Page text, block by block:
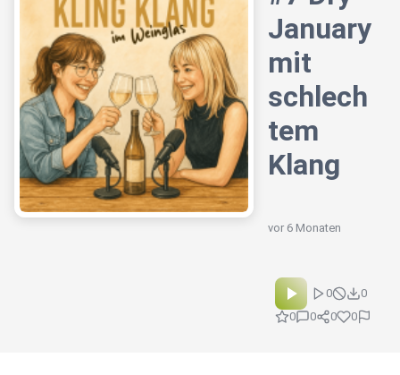
January
mit
schlech
tem
Klang
vor 6 Monaten
0
0
0
0 0 0